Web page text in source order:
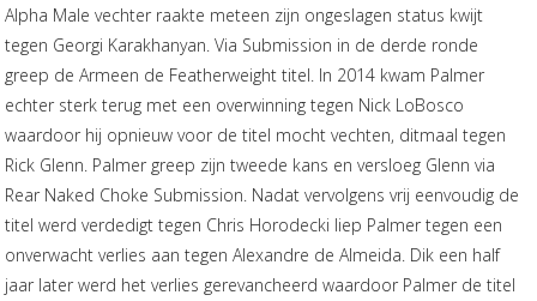
Alpha Male vechter raakte meteen zijn ongeslagen status kwijt
tegen Georgi Karakhanyan. Via Submission in de derde ronde
greep de Armeen de Featherweight titel. In 2014 kwam Palmer
echter sterk terug met een overwinning tegen Nick LoBosco
waardoor hij opnieuw voor de titel mocht vechten, ditmaal tegen
Rick Glenn. Palmer greep zijn tweede kans en versloeg Glenn via
Rear Naked Choke Submission. Nadat vervolgens vrij eenvoudig de
titel werd verdedigt tegen Chris Horodecki liep Palmer tegen een
onverwacht verlies aan tegen Alexandre de Almeida. Dik een half
jaar later werd het verlies gerevancheerd waardoor Palmer de titel